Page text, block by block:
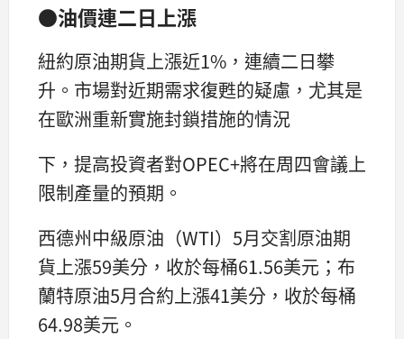
●油價連二日上漲
紐約原油期貨上漲近1%，連續二日攀
升。市場對近期需求復甦的疑慮，尤其是
在歐洲重新實施封鎖措施的情況
下，提高投資者對OPEC+將在周四會議上
限制產量的預期。
西德州中級原油（WTI）5月交割原油期
貨上漲59美分，收於每桶61.56美元；布
蘭特原油5月合約上漲41美分，收於每桶
64.98美元。